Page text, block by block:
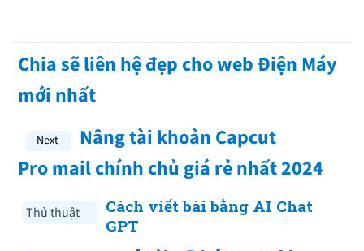
Chia sẽ liên hệ đẹp cho web Điện Máy
mới nhất
Nâng tài khoản Capcut
Pro mail chính chủ giá rẻ nhất 2024
Thủ thuật
Cách viết bài bằng AI Chat
GPT